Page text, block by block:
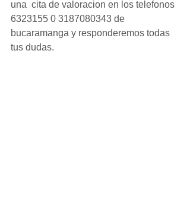
una  cita de valoracion en los telefonos
6323155 0 3187080343 de
bucaramanga y responderemos todas
tus dudas.